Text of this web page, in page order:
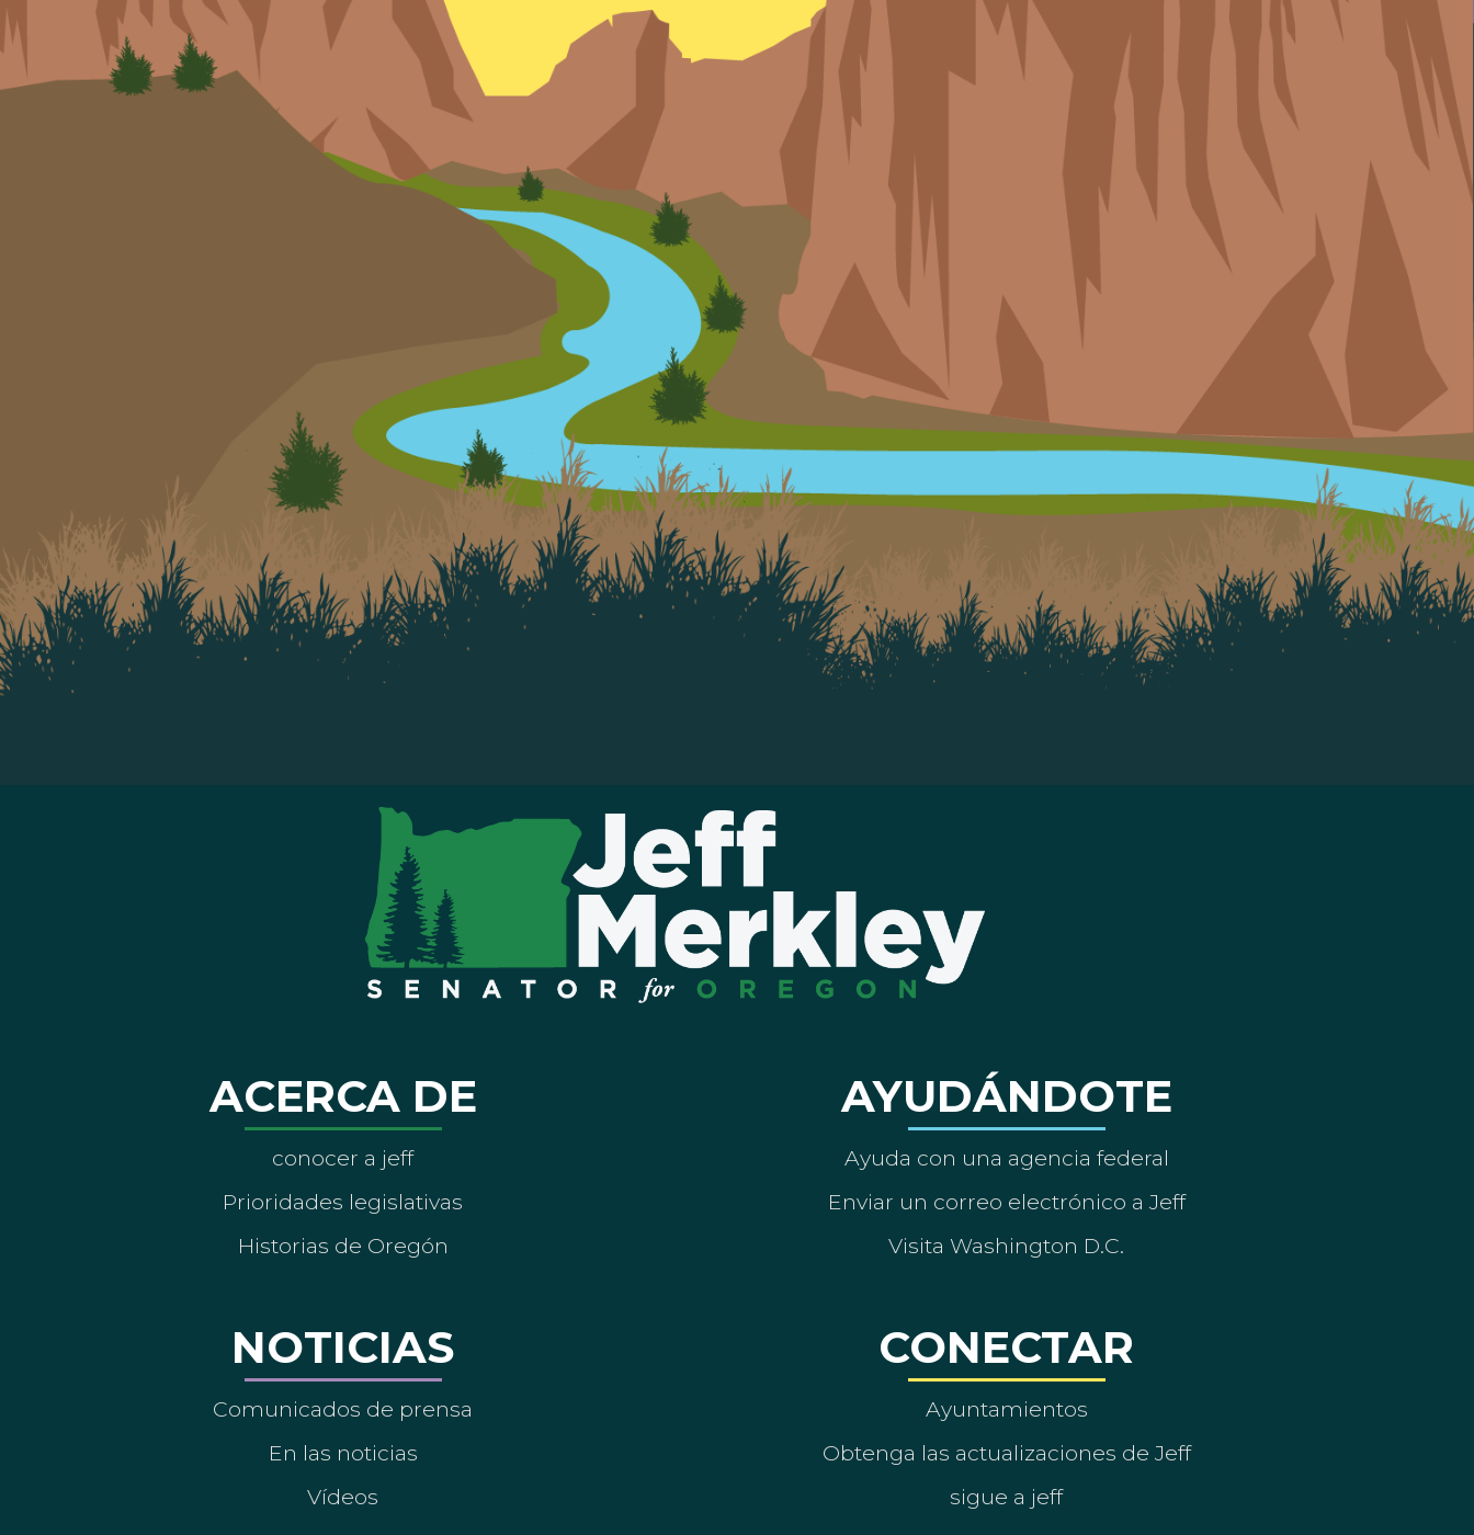
ACERCA DE
conocer a jeff
Prioridades legislativas
Historias de Oregón
NOTICIAS
Comunicados de prensa
En las noticias
Vídeos
AYUDÁNDOTE
Ayuda con una agencia federal
Enviar un correo electrónico a Jeff
Visita Washington D.C.
CONECTAR
Ayuntamientos
Obtenga las actualizaciones de Jeff
sigue a jeff